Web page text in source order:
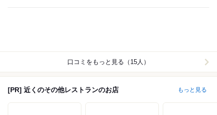
口コミをもっと見る（15人）
[PR] 近くのその他レストランのお店 もっと見る